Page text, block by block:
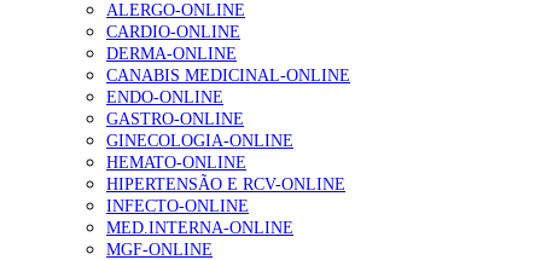
Alguns milhares de utentes podem ficar sem médico de
família com nova regras do registo, alerta associação
155 visualizações
1.º Episódio do Podcast “Frequência Cardio – Sintoniza-
te na Insuficiência Cardíaca” da Bayer
99 visualizações
ALERGO-ONLINE
CARDIO-ONLINE
DERMA-ONLINE
CANABIS MEDICINAL-ONLINE
ENDO-ONLINE
GASTRO-ONLINE
GINECOLOGIA-ONLINE
HEMATO-ONLINE
HIPERTENSÃO E RCV-ONLINE
INFECTO-ONLINE
MED.INTERNA-ONLINE
MGF-ONLINE